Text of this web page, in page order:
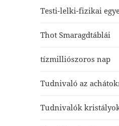
Testi-lelki-fizikai
Thot Smaragdtáblái
tízmilliószoros nap
Tudnivaló az
Tudnivalók